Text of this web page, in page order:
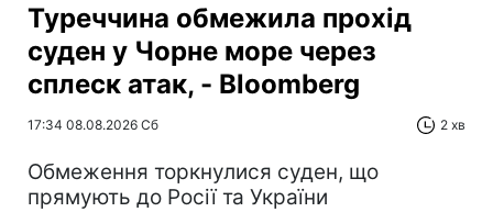
Туреччина обмежила прохід
суден у Чорне море через
сплеск атак, - Bloomberg
17:34 08.08.2026 Сб 2 хв
Обмеження торкнулися суден, що
прямують до Росії та України